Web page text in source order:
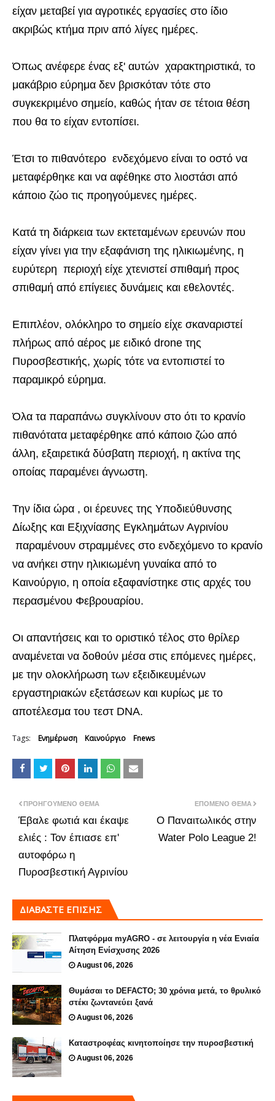
είχαν μεταβεί για αγροτικές εργασίες στο ίδιο
ακριβώς κτήμα πριν από λίγες ημέρες.
Όπως ανέφερε ένας εξ' αυτών χαρακτηριστικά, το
μακάβριο εύρημα δεν βρισκόταν τότε στο
συγκεκριμένο σημείο, καθώς ήταν σε τέτοια θέση
που θα το είχαν εντοπίσει.
Έτσι το πιθανότερο ενδεχόμενο είναι το οστό να
μεταφέρθηκε και να αφέθηκε στο λιοστάσι από
κάποιο ζώο τις προηγούμενες ημέρες.
Κατά τη διάρκεια των εκτεταμένων ερευνών που
είχαν γίνει για την εξαφάνιση της ηλικιωμένης, η
ευρύτερη περιοχή είχε χτενιστεί σπιθαμή προς
σπιθαμή από επίγειες δυνάμεις και εθελοντές.
Επιπλέον, ολόκληρο το σημείο είχε σκαναριστεί
πλήρως από αέρος με ειδικό drone της
Πυροσβεστικής, χωρίς τότε να εντοπιστεί το
παραμικρό εύρημα.
Όλα τα παραπάνω συγκλίνουν στο ότι το κρανίο
πιθανότατα μεταφέρθηκε από κάποιο ζώο από
άλλη, εξαιρετικά δύσβατη περιοχή, η ακτίνα της
οποίας παραμένει άγνωστη.
Την ίδια ώρα , οι έρευνες της Υποδιεύθυνσης
Δίωξης και Εξιχνίασης Εγκλημάτων Αγρινίου
παραμένουν στραμμένες στο ενδεχόμενο το κρανίο
να ανήκει στην ηλικιωμένη γυναίκα από το
Καινούργιο, η οποία εξαφανίστηκε στις αρχές του
περασμένου Φεβρουαρίου.
Οι απαντήσεις και το οριστικό τέλος στο θρίλερ
αναμένεται να δοθούν μέσα στις επόμενες ημέρες,
με την ολοκλήρωση των εξειδικευμένων
εργαστηριακών εξετάσεων και κυρίως με το
αποτέλεσμα του τεστ DNA.
Tags: Ενημέρωση Καινούργιο Fnews
ΕΠΌΜΕΝΟ ΘΈΜΑ
Ο Παναιτωλικός στην
Water Polo League 2!
ΠΡΟΗΓΟΎΜΕΝΟ ΘΈΜΑ
Έβαλε φωτιά και έκαψε
ελιές : Τον έπιασε επ'
αυτοφόρω η
Πυροσβεστική Αγρινίου
ΔΙΑΒΑΣΤΕ ΕΠΙΣΗΣ
Πλατφόρμα myAGRO - σε λειτουργία η νέα Ενιαία
Αίτηση Ενίσχυσης 2026
August 06, 2026
Θυμάσαι το DEFACTO; 30 χρόνια μετά, το θρυλικό
στέκι ζωντανεύει ξανά
August 06, 2026
Καταστροφέας κινητοποίησε την πυροσβεστική
August 06, 2026